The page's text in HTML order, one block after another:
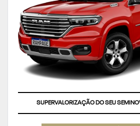
SUPERVALORIZAÇÃO DO SEU